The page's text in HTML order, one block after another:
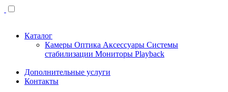
Каталог
Камеры Оптика Аксессуары Системы
стабилизации Мониторы Playback
Дополнительные услуги
Контакты